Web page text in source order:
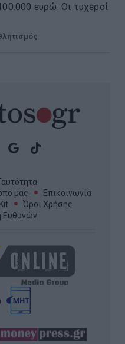
ευρώ. Οι τυχεροί
μας
Επικοινωνία
Όροι Χρήσης
Ευθυνών